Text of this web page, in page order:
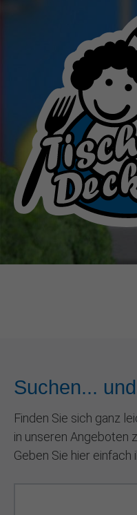
Suchen...
Finden Sie sich ganz
in unseren Angeboten
Geben Sie hier einfach